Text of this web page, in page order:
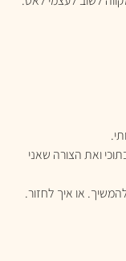
ואת הצורה שאני
או איך לחזור.